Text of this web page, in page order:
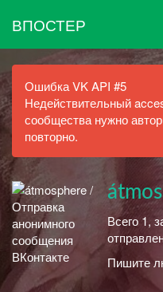
ВПОСТЕР
Ошибка VK API #5
Недействительный
сообщества нужно
повторно.
Всего 1,
Пишите